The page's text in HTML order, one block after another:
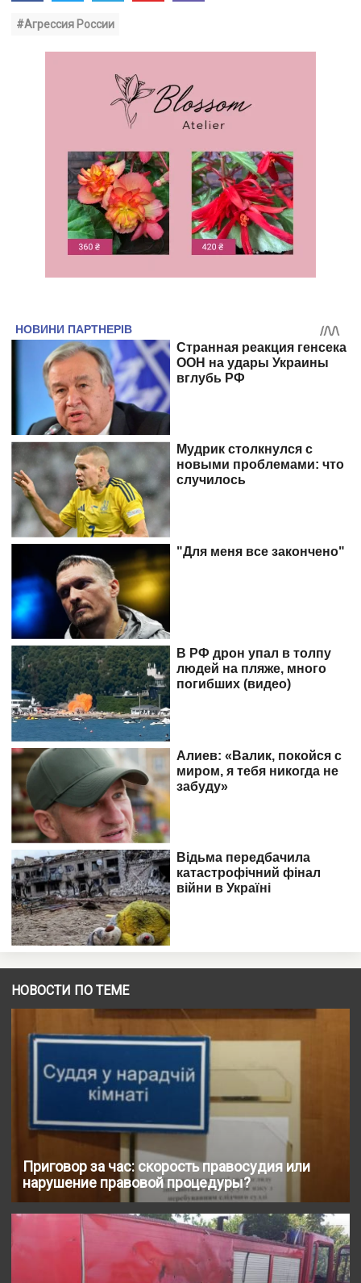
#Агрессия России
НОВОСТИ ПО ТЕМЕ
Приговор за час: скорость правосудия или
нарушение правовой процедуры?